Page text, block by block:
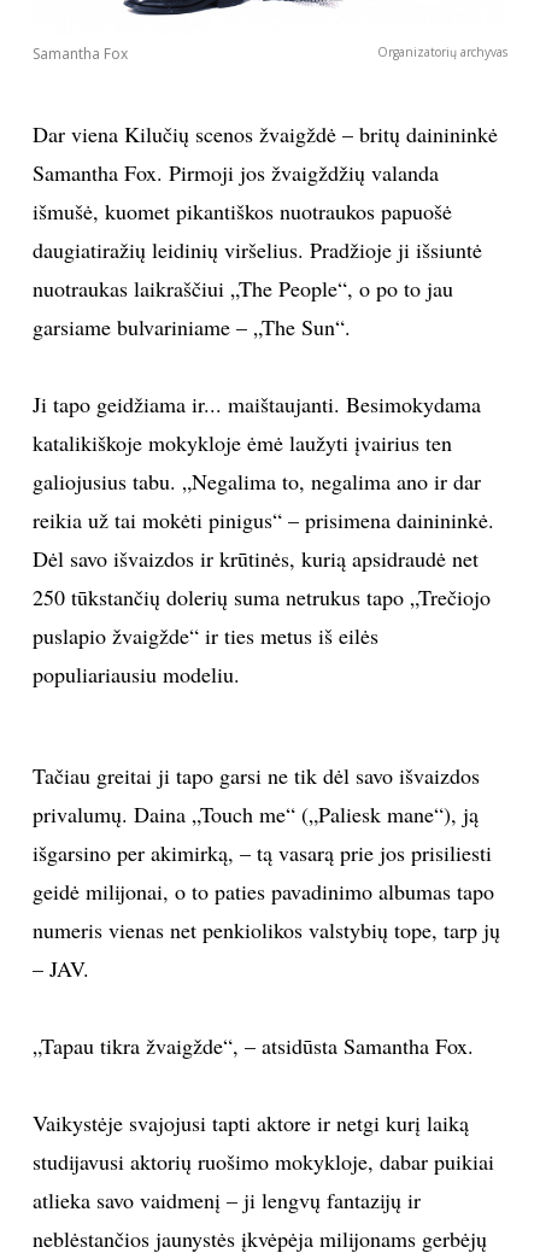
Samantha Fox Organizatorių archyvas
Dar viena Kilučių scenos žvaigždė – britų dainininkė
Samantha Fox. Pirmoji jos žvaigždžių valanda
išmušė, kuomet pikantiškos nuotraukos papuošė
daugiatiražių leidinių viršelius. Pradžioje ji išsiuntė
nuotraukas laikraščiui „The People“, o po to jau
garsiame bulvariniame – „The Sun“.
Ji tapo geidžiama ir... maištaujanti. Besimokydama
katalikiškoje mokykloje ėmė laužyti įvairius ten
galiojusius tabu. „Negalima to, negalima ano ir dar
reikia už tai mokėti pinigus“ – prisimena dainininkė.
Dėl savo išvaizdos ir krūtinės, kurią apsidraudė net
250 tūkstančių dolerių suma netrukus tapo „Trečiojo
puslapio žvaigžde“ ir ties metus iš eilės
populiariausiu modeliu.
Tačiau greitai ji tapo garsi ne tik dėl savo išvaizdos
privalumų. Daina „Touch me“ („Paliesk mane“), ją
išgarsino per akimirką, – tą vasarą prie jos prisiliesti
geidė milijonai, o to paties pavadinimo albumas tapo
numeris vienas net penkiolikos valstybių tope, tarp jų
– JAV.
„Tapau tikra žvaigžde“, – atsidūsta Samantha Fox.
Vaikystėje svajojusi tapti aktore ir netgi kurį laiką
studijavusi aktorių ruošimo mokykloje, dabar puikiai
atlieka savo vaidmenį – ji lengvų fantazijų ir
neblėstančios jaunystės įkvėpėja milijonams gerbėjų